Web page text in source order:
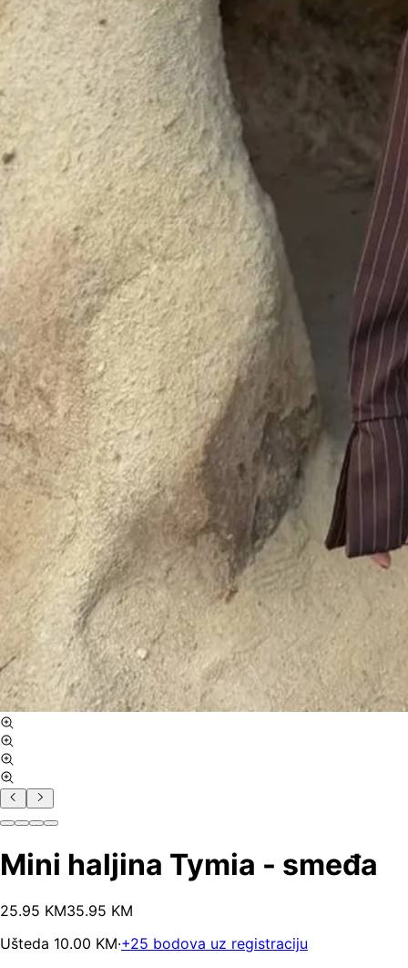
Mini haljina Tymia - smeđa
25.95 KM35.95 KM
Ušteda 10.00 KM·+25 bodova uz registraciju